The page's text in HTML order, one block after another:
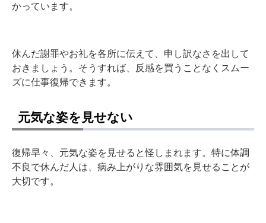
かっています。
休んだ謝罪やお礼を各所に伝えて、申し訳なさを出して
おきましょう。そうすれば、反感を買うことなくスムー
ズに仕事復帰できます。
元気な姿を見せない
復帰早々、元気な姿を見せると怪しまれます。特に体調
不良で休んだ人は、病み上がりな雰囲気を見せることが
大切です。